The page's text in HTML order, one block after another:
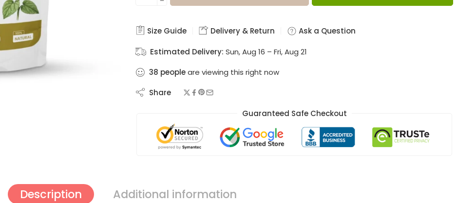
Size Guide Delivery & Return Ask a Question
Estimated Delivery: Sun, Aug 16 – Fri, Aug 21
38 peopleare viewing this right now
Share
Guaranteed Safe Checkout
Description Additional information